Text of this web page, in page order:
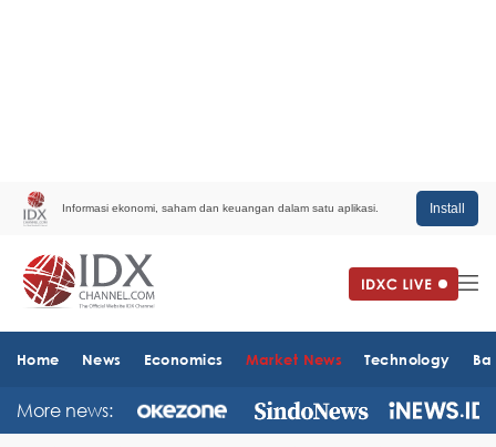
Informasi ekonomi, saham dan keuangan dalam satu aplikasi. Install
Home News Economics Market News Technology
More news: